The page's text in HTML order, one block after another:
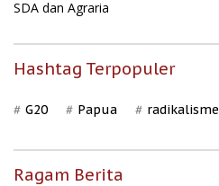
SDA dan Agraria
Hashtag Terpopuler
G20 Papua radikalisme
Ragam Berita